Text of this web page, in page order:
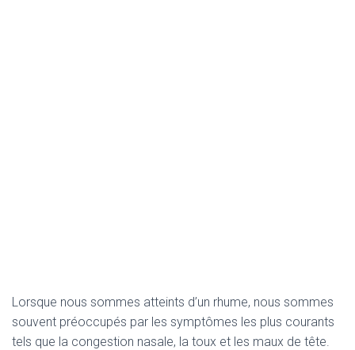
Lorsque nous sommes atteints d’un rhume, nous sommes
souvent préoccupés par les symptômes les plus courants
tels que la congestion nasale, la toux et les maux de tête.